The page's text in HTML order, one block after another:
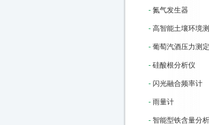
- 氮气发生器
- 高智能土壤环境
- 葡萄汽酒压力测
- 硅酸根分析仪
- 闪光融合频率计
- 雨量计
- 智能型铁含量分